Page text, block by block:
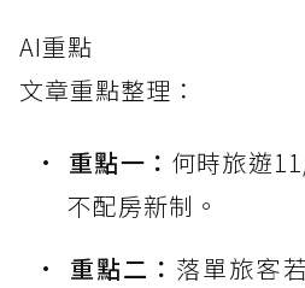
AI重點
文章重點整理：
重點一： 何時旅遊
不配房新制。
重點二： 落單旅客